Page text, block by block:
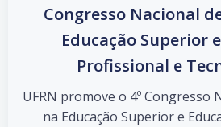
Congresso Nacional
Educação Superior
Profissional e
UFRN promove o 4º Congresso
na Educação Superior e